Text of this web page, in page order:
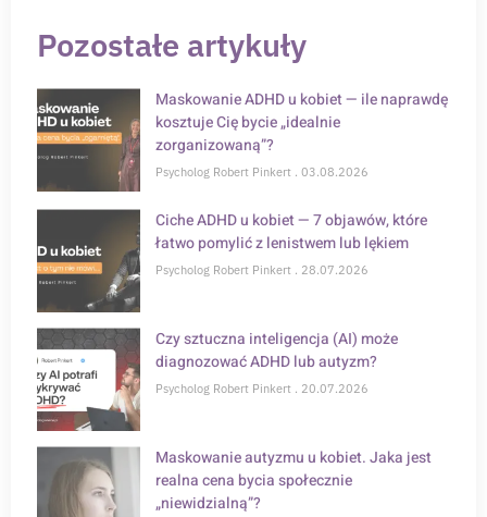
Pozostałe artykuły
Maskowanie ADHD u kobiet — ile naprawdę
kosztuje Cię bycie „idealnie
zorganizowaną”?
Psycholog Robert Pinkert 03.08.2026
Ciche ADHD u kobiet — 7 objawów, które
łatwo pomylić z lenistwem lub lękiem
Psycholog Robert Pinkert 28.07.2026
Czy sztuczna inteligencja (AI) może
diagnozować ADHD lub autyzm?
Psycholog Robert Pinkert 20.07.2026
Maskowanie autyzmu u kobiet. Jaka jest
realna cena bycia społecznie
„niewidzialną”?